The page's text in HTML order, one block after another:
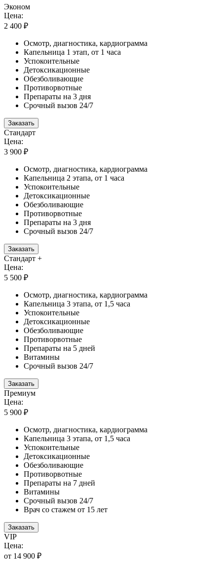
Эконом
Цена:
2 400 ₽
Осмотр, диагностика, кардиограмма
Капельница 1 этап, от 1 часа
Успокоительные
Детоксикационные
Обезболивающие
Противорвотные
Препараты на 3 дня
Срочный вызов 24/7
Заказать
Стандарт
Цена:
3 900 ₽
Осмотр, диагностика, кардиограмма
Капельница 2 этапа, от 1 часа
Успокоительные
Детоксикационные
Обезболивающие
Противорвотные
Препараты на 3 дня
Срочный вызов 24/7
Заказать
Стандарт +
Цена:
5 500 ₽
Осмотр, диагностика, кардиограмма
Капельница 3 этапа, от 1,5 часа
Успокоительные
Детоксикационные
Обезболивающие
Противорвотные
Препараты на 5 дней
Витамины
Срочный вызов 24/7
Заказать
Премиум
Цена:
5 900 ₽
Осмотр, диагностика, кардиограмма
Капельница 3 этапа, от 1,5 часа
Успокоительные
Детоксикационные
Обезболивающие
Противорвотные
Препараты на 7 дней
Витамины
Срочный вызов 24/7
Врач со стажем от 15 лет
Заказать
VIP
Цена:
от 14 900 ₽